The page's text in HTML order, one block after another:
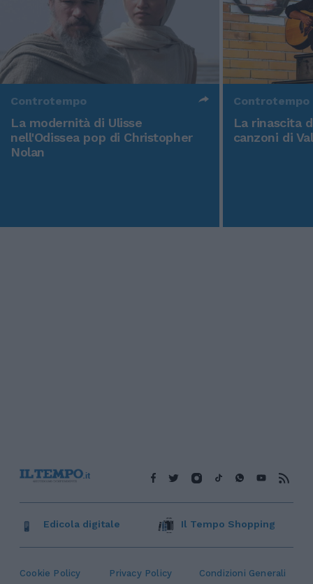
Controtempo
La modernità di Ulisse
nell'Odissea pop di Christopher
Nolan
Controtempo
La rinascita
canzoni di
Cookie Policy Privacy Policy Condizioni Generali
Edicola digitale Il Tempo Shopping